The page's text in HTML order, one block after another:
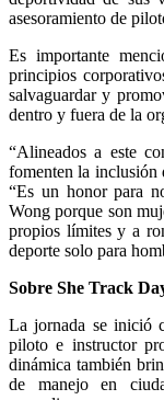
asesoramiento de
Es importante
principios
salvaguardar y
dentro y fuera de la
“Alineados a este
fomenten la inclusión
“Es un honor para
Wong porque son
propios límites y a
deporte solo para
Sobre She Track
La jornada se inició
piloto e instructor
dinámica también
de manejo en